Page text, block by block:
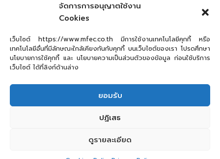
จัดการการอนุญาตใช้งาน
Cookies
เว็บไซต์ https://www.mfec.co.th มีการใช้งานเทคโนโลยีคุกกี้ หรือ
เทคโนโลยีอื่นที่มีลักษณะใกล้เคียงกันกับคุกกี้ บนเว็บไซต์ของเรา โปรดศึกษา
นโยบายการใช้คุกกี้ และ นโยบายความเป็นส่วนตัวของข้อมูล ก่อนใช้บริการ
เว็บไซต์ ได้ที่ลิงก์ด้านล่าง
ยอมรับ
ปฏิเสธ
ดูรายละเอียด
02 - 821 - 7979